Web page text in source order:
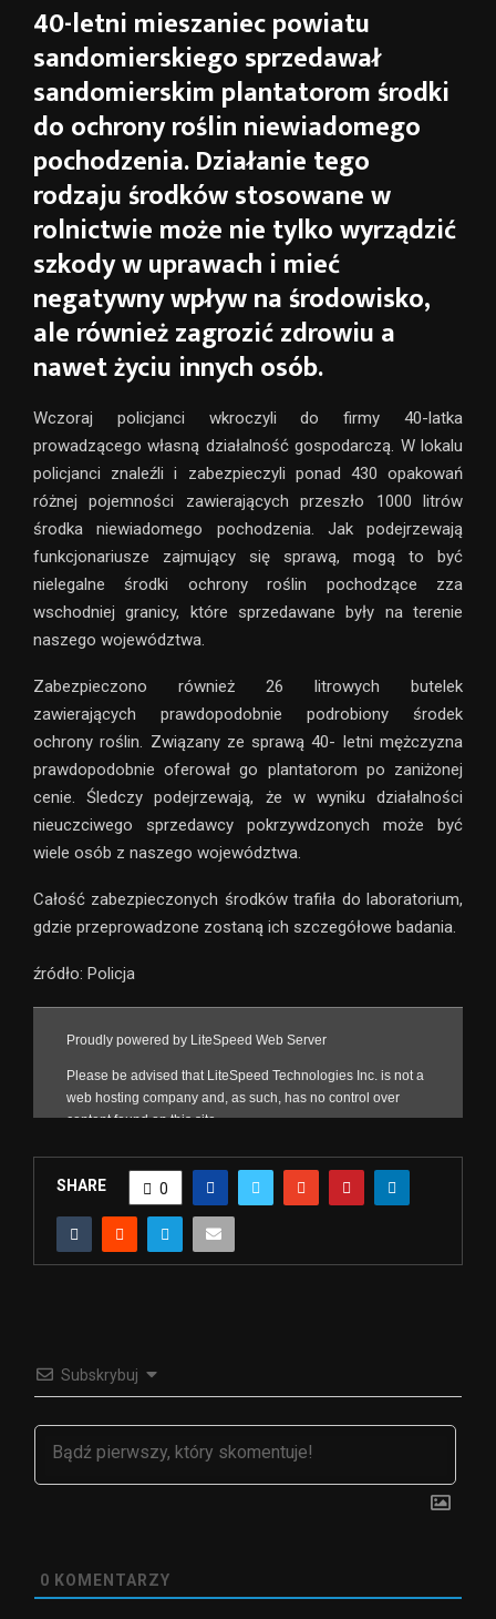
40-letni mieszaniec powiatu
sandomierskiego sprzedawał
sandomierskim plantatorom środki
do ochrony roślin niewiadomego
pochodzenia. Działanie tego
rodzaju środków stosowane w
rolnictwie może nie tylko wyrządzić
szkody w uprawach i mieć
negatywny wpływ na środowisko,
ale również zagrozić zdrowiu a
nawet życiu innych osób.
Wczoraj policjanci wkroczyli do firmy 40-latka
prowadzącego własną działalność gospodarczą. W lokalu
policjanci znaleźli i zabezpieczyli ponad 430 opakowań
różnej pojemności zawierających przeszło 1000 litrów
środka niewiadomego pochodzenia. Jak podejrzewają
funkcjonariusze zajmujący się sprawą, mogą to być
nielegalne środki ochrony roślin pochodzące zza
wschodniej granicy, które sprzedawane były na terenie
naszego województwa.
Zabezpieczono również 26 litrowych butelek
zawierających prawdopodobnie podrobiony środek
ochrony roślin. Związany ze sprawą 40- letni mężczyzna
prawdopodobnie oferował go plantatorom po zaniżonej
cenie. Śledczy podejrzewają, że w wyniku działalności
nieuczciwego sprzedawcy pokrzywdzonych może być
wiele osób z naszego województwa.
Całość zabezpieczonych środków trafiła do laboratorium,
gdzie przeprowadzone zostaną ich szczegółowe badania.
źródło: Policja
SHARE 0
Subskrybuj
0 KOMENTARZY